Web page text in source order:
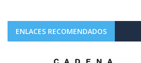
ENLACES RECOMENDADOS